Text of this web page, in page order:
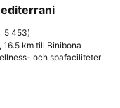
Mina Favoriter
5 453
16.5 km till Binibona
och spafaciliteterSe